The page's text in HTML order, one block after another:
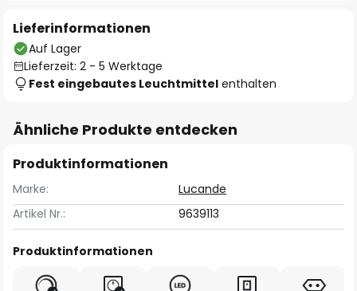
Lieferinformationen
Auf Lager
Lieferzeit: 2 - 5 Werktage
Fest eingebautes Leuchtmittel enthalten
Ähnliche Produkte entdecken
Produktinformationen
Marke:
Lucande
Artikel Nr.:
9639113
Produktinformationen